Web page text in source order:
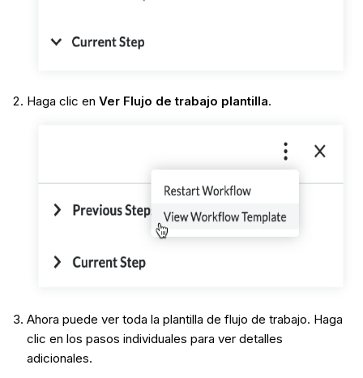
Haga clic en Ver Flujo de trabajo plantilla.
Ahora puede ver toda la plantilla de flujo de trabajo. Haga
clic en los pasos individuales para ver detalles
adicionales.